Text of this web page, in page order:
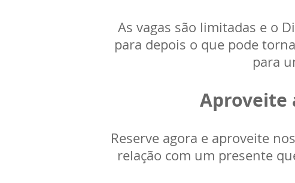
As vagas são limitadas e o
para depois o que pode
para
Aproveite
Reserve agora e aproveite
relação com um presente